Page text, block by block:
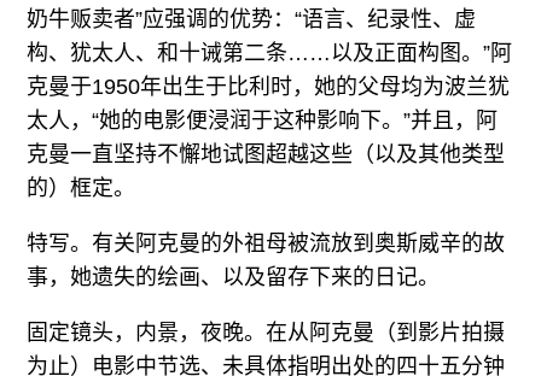
奶牛贩卖者”应强调的优势：“语言、纪录性、虚
构、犹太人、和十诫第二条……以及正面构图。”阿
克曼于1950年出生于比利时，她的父母均为波兰犹
太人，“她的电影便浸润于这种影响下。”并且，阿
克曼一直坚持不懈地试图超越这些（以及其他类型
的）框定。
特写。有关阿克曼的外祖母被流放到奥斯威辛的故
事，她遗失的绘画、以及留存下来的日记。
固定镜头，内景，夜晚。在从阿克曼（到影片拍摄
为止）电影中节选、未具体指明出处的四十五分钟